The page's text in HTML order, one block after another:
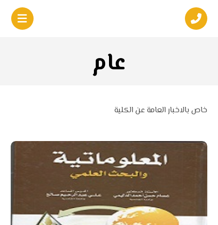
عام
خاص بالاخبار العامة عن الكلية